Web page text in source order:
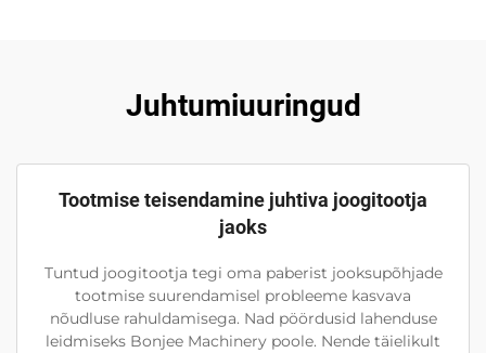
Juhtumiuuringud
Tootmise teisendamine juhtiva joogitootja
jaoks
Tuntud joogitootja tegi oma paberist jooksupõhjade
tootmise suurendamisel probleeme kasvava
nõudluse rahuldamisega. Nad pöördusid lahenduse
leidmiseks Bonjee Machinery poole. Nende täielikult